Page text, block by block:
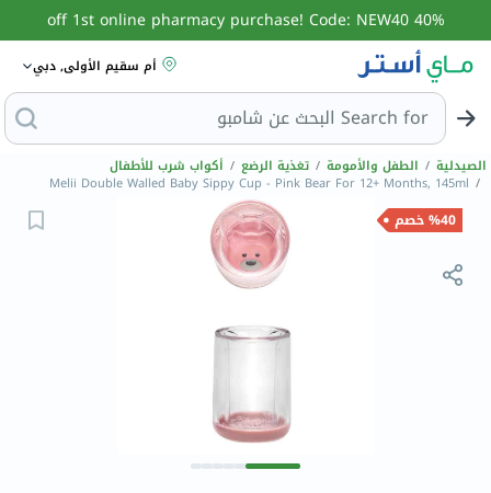
40% off 1st online pharmacy purchase! Code: NEW40
أم سقيم الأولى, دبي
Search for ال
الصيدلية / الطفل والأمومة / تغذية الرضع / أكواب شرب للأطفال
/
Melii Double Walled Baby Sippy Cup - Pink Bear For 12+ Months, 145ml
%40 خصم